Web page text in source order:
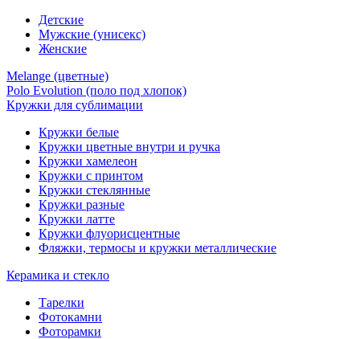
Детские
Мужские (унисекс)
Женские
Melange (цветные)
Polo Evolution (поло под хлопок)
Кружки для сублимации
Кружки белые
Кружки цветные внутри и ручка
Кружки хамелеон
Кружки c принтом
Кружки стеклянные
Кружки разные
Кружки латте
Кружки флуорисцентные
Фляжки, термосы и кружки металлические
Керамика и стекло
Тарелки
Фотокамни
Фоторамки